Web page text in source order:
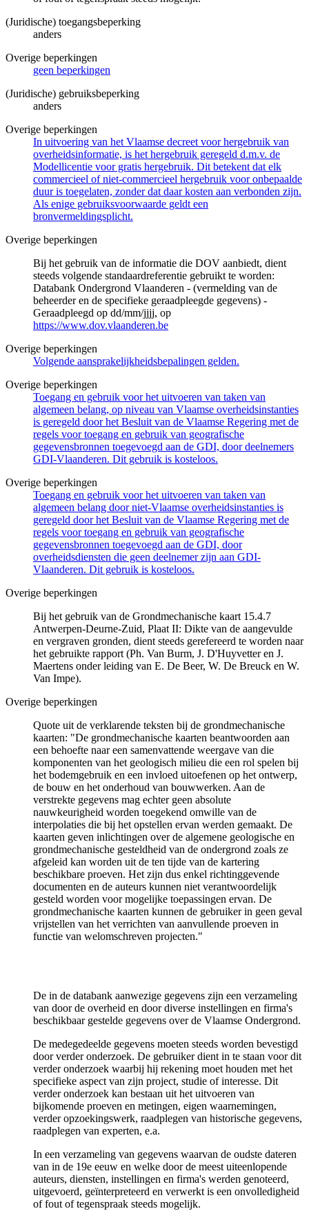
(Juridische) toegangsbeperking
anders
Overige beperkingen
geen beperkingen
(Juridische) gebruiksbeperking
anders
Overige beperkingen
In uitvoering van het Vlaamse decreet voor hergebruik van
overheidsinformatie, is het hergebruik geregeld d.m.v. de
Modellicentie voor gratis hergebruik. Dit betekent dat elk
commercieel of niet-commercieel hergebruik voor onbepaalde
duur is toegelaten, zonder dat daar kosten aan verbonden zijn.
Als enige gebruiksvoorwaarde geldt een
bronvermeldingsplicht.
Overige beperkingen
Bij het gebruik van de informatie die DOV aanbiedt, dient
steeds volgende standaardreferentie gebruikt te worden:
Databank Ondergrond Vlaanderen - (vermelding van de
beheerder en de specifieke geraadpleegde gegevens) -
Geraadpleegd op dd/mm/jjjj, op
https://www.dov.vlaanderen.be
Overige beperkingen
Volgende aansprakelijkheidsbepalingen gelden.
Overige beperkingen
Toegang en gebruik voor het uitvoeren van taken van
algemeen belang, op niveau van Vlaamse overheidsinstanties
is geregeld door het Besluit van de Vlaamse Regering met de
regels voor toegang en gebruik van geografische
gegevensbronnen toegevoegd aan de GDI, door deelnemers
GDI-Vlaanderen. Dit gebruik is kosteloos.
Overige beperkingen
Toegang en gebruik voor het uitvoeren van taken van
algemeen belang door niet-Vlaamse overheidsinstanties is
geregeld door het Besluit van de Vlaamse Regering met de
regels voor toegang en gebruik van geografische
gegevensbronnen toegevoegd aan de GDI, door
overheidsdiensten die geen deelnemer zijn aan GDI-
Vlaanderen. Dit gebruik is kosteloos.
Overige beperkingen
Bij het gebruik van de Grondmechanische kaart 15.4.7
Antwerpen-Deurne-Zuid, Plaat II: Dikte van de aangevulde
en vergraven gronden, dient steeds gerefereerd te worden naar
het gebruikte rapport (Ph. Van Burm, J. D'Huyvetter en J.
Maertens onder leiding van E. De Beer, W. De Breuck en W.
Van Impe).
Overige beperkingen
Quote uit de verklarende teksten bij de grondmechanische
kaarten: "De grondmechanische kaarten beantwoorden aan
een behoefte naar een samenvattende weergave van die
komponenten van het geologisch milieu die een rol spelen bij
het bodemgebruik en een invloed uitoefenen op het ontwerp,
de bouw en het onderhoud van bouwwerken. Aan de
verstrekte gegevens mag echter geen absolute
nauwkeurigheid worden toegekend omwille van de
interpolaties die bij het opstellen ervan werden gemaakt. De
kaarten geven inlichtingen over de algemene geologische en
grondmechanische gesteldheid van de ondergrond zoals ze
afgeleid kan worden uit de ten tijde van de kartering
beschikbare proeven. Het zijn dus enkel richtinggevende
documenten en de auteurs kunnen niet verantwoordelijk
gesteld worden voor mogelijke toepassingen ervan. De
grondmechanische kaarten kunnen de gebruiker in geen geval
vrijstellen van het verrichten van aanvullende proeven in
functie van welomschreven projecten."
De in de databank aanwezige gegevens zijn een verzameling
van door de overheid en door diverse instellingen en firma's
beschikbaar gestelde gegevens over de Vlaamse Ondergrond.
De medegedeelde gegevens moeten steeds worden bevestigd
door verder onderzoek. De gebruiker dient in te staan voor dit
verder onderzoek waarbij hij rekening moet houden met het
specifieke aspect van zijn project, studie of interesse. Dit
verder onderzoek kan bestaan uit het uitvoeren van
bijkomende proeven en metingen, eigen waarnemingen,
verder opzoekingswerk, raadplegen van historische gegevens,
raadplegen van experten, e.a.
In een verzameling van gegevens waarvan de oudste dateren
van in de 19e eeuw en welke door de meest uiteenlopende
auteurs, diensten, instellingen en firma's werden genoteerd,
uitgevoerd, geïnterpreteerd en verwerkt is een onvolledigheid
of fout of tegenspraak steeds mogelijk.